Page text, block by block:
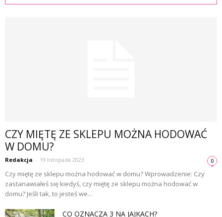
CZY MIĘTĘ ZE SKLEPU MOŻNA HODOWAĆ
W DOMU?
Redakcja - 19 listopada 2023 0
Czy miętę ze sklepu można hodować w domu? Wprowadzenie: Czy
zastanawiałeś się kiedyś, czy miętę ze sklepu można hodować w
domu? Jeśli tak, to jesteś we...
CO OZNACZA 3 NA JAJKACH?